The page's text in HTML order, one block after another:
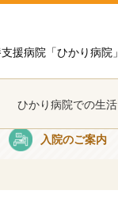
援病院「ひかり病院」
ひかり病院での生活
入院のご案内